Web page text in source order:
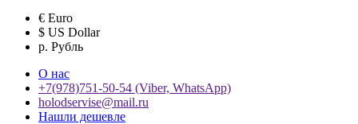
€ Euro
$ US Dollar
р. Рубль
О нас
+7(978)751-50-54 (Viber, WhatsApp)
holodservise@mail.ru
Нашли дешевле